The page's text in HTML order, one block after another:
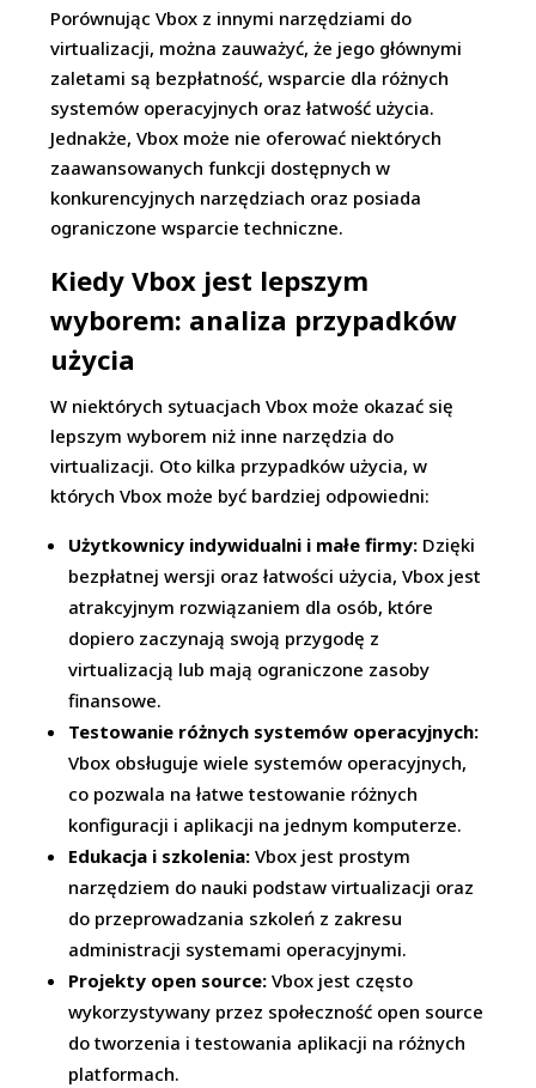
Porównując Vbox z innymi narzędziami do
virtualizacji, można zauważyć, że jego głównymi
zaletami są bezpłatność, wsparcie dla różnych
systemów operacyjnych oraz łatwość użycia.
Jednakże, Vbox może nie oferować niektórych
zaawansowanych funkcji dostępnych w
konkurencyjnych narzędziach oraz posiada
ograniczone wsparcie techniczne.
Kiedy Vbox jest lepszym
wyborem: analiza przypadków
użycia
W niektórych sytuacjach Vbox może okazać się
lepszym wyborem niż inne narzędzia do
virtualizacji. Oto kilka przypadków użycia, w
których Vbox może być bardziej odpowiedni:
Użytkownicy indywidualni i małe firmy: Dzięki
bezpłatnej wersji oraz łatwości użycia, Vbox jest
atrakcyjnym rozwiązaniem dla osób, które
dopiero zaczynają swoją przygodę z
virtualizacją lub mają ograniczone zasoby
finansowe.
Testowanie różnych systemów operacyjnych:
Vbox obsługuje wiele systemów operacyjnych,
co pozwala na łatwe testowanie różnych
konfiguracji i aplikacji na jednym komputerze.
Edukacja i szkolenia: Vbox jest prostym
narzędziem do nauki podstaw virtualizacji oraz
do przeprowadzania szkoleń z zakresu
administracji systemami operacyjnymi.
Projekty open source: Vbox jest często
wykorzystywany przez społeczność open source
do tworzenia i testowania aplikacji na różnych
platformach.